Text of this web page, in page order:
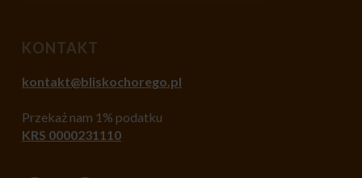
KONTAKT
kontakt@bliskochorego.pl
Przekaż nam 1% podatku
KRS 0000231110